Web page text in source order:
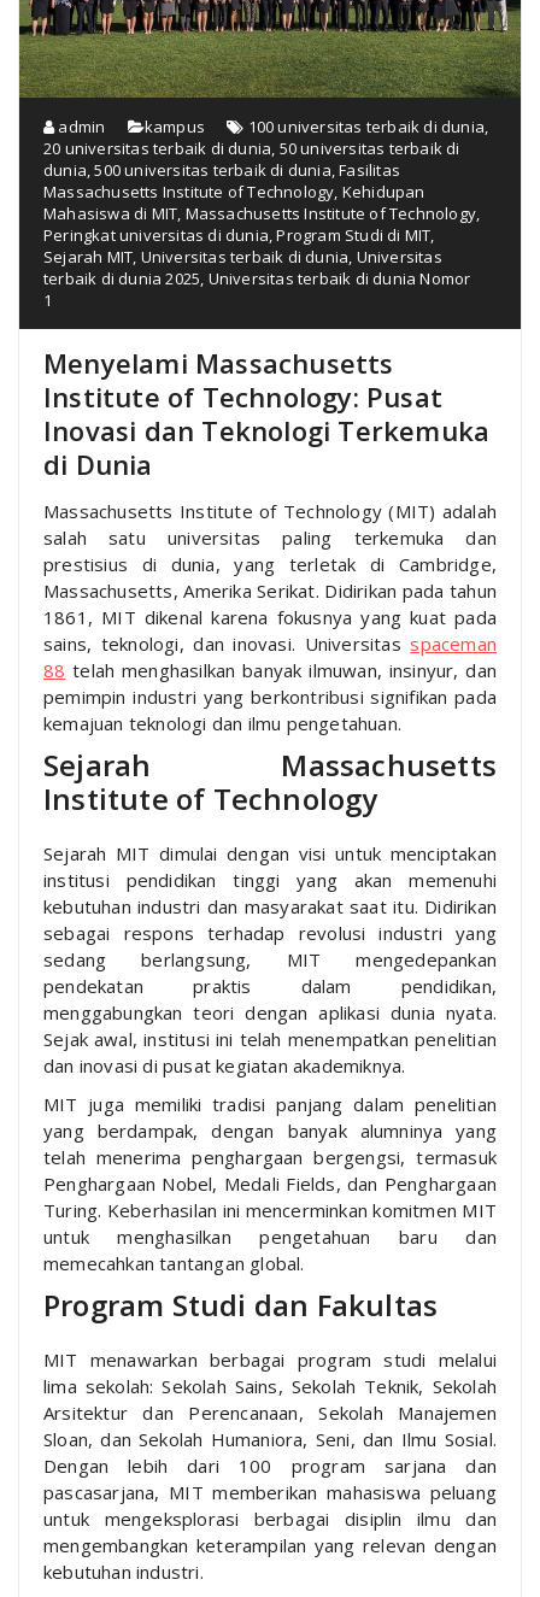
admin kampus 100 universitas terbaik di dunia,
20 universitas terbaik di dunia, 50 universitas terbaik di
dunia,500 universitas terbaik di dunia,Fasilitas
Massachusetts Institute of Technology, Kehidupan
Mahasiswa di MIT, Massachusetts Institute of Technology,
Peringkat universitas di dunia,Program Studi di MIT,
Sejarah MIT, Universitas terbaik di dunia, Universitas
terbaik di dunia 2025, Universitas terbaik di dunia Nomor
1
Menyelami Massachusetts
Institute of Technology: Pusat
Inovasi dan Teknologi Terkemuka
di Dunia
Massachusetts Institute of Technology (MIT) adalah
salah satu universitas paling terkemuka dan
prestisius di dunia, yang terletak di Cambridge,
Massachusetts, Amerika Serikat. Didirikan pada tahun
1861, MIT dikenal karena fokusnya yang kuat pada
sains, teknologi, dan inovasi. Universitas spaceman
88 telah menghasilkan banyak ilmuwan, insinyur, dan
pemimpin industri yang berkontribusi signifikan pada
kemajuan teknologi dan ilmu pengetahuan.
Sejarah Massachusetts
Institute of Technology
Sejarah MIT dimulai dengan visi untuk menciptakan
institusi pendidikan tinggi yang akan memenuhi
kebutuhan industri dan masyarakat saat itu. Didirikan
sebagai respons terhadap revolusi industri yang
sedang berlangsung, MIT mengedepankan
pendekatan praktis dalam pendidikan,
menggabungkan teori dengan aplikasi dunia nyata.
Sejak awal, institusi ini telah menempatkan penelitian
dan inovasi di pusat kegiatan akademiknya.
MIT juga memiliki tradisi panjang dalam penelitian
yang berdampak, dengan banyak alumninya yang
telah menerima penghargaan bergengsi, termasuk
Penghargaan Nobel, Medali Fields, dan Penghargaan
Turing. Keberhasilan ini mencerminkan komitmen MIT
untuk menghasilkan pengetahuan baru dan
memecahkan tantangan global.
Program Studi dan Fakultas
MIT menawarkan berbagai program studi melalui
lima sekolah: Sekolah Sains, Sekolah Teknik, Sekolah
Arsitektur dan Perencanaan, Sekolah Manajemen
Sloan, dan Sekolah Humaniora, Seni, dan Ilmu Sosial.
Dengan lebih dari 100 program sarjana dan
pascasarjana, MIT memberikan mahasiswa peluang
untuk mengeksplorasi berbagai disiplin ilmu dan
mengembangkan keterampilan yang relevan dengan
kebutuhan industri.